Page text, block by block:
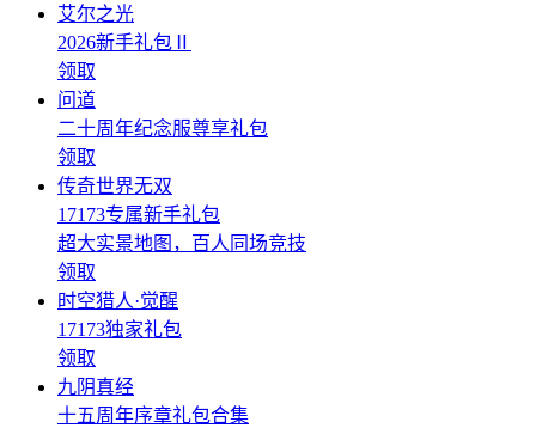
艾尔之光
2026新手礼包Ⅱ
领取
问道
二十周年纪念服尊享礼包
领取
传奇世界无双
17173专属新手礼包
超大实景地图，百人同场竞技
领取
时空猎人·觉醒
17173独家礼包
领取
九阴真经
十五周年序章礼包合集